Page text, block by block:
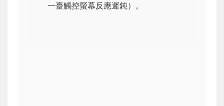
一臺觸控螢幕反應遲鈍）。